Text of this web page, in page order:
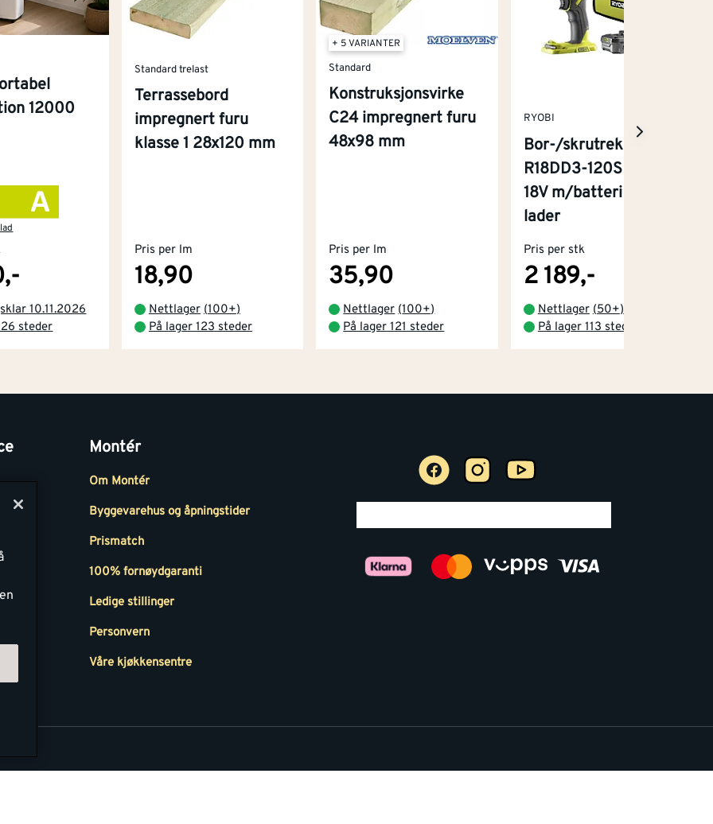
12000
10.11.2026
steder
Standard trelast
Terrassebord
impregnert furu
klasse 1 28x120 mm
Pris per lm
18,90
Nettlager (100+)
På lager 123 steder
+ 5 VARIANTER
Standard
Konstruksjonsvirke
C24 impregnert furu
48x98 mm
Pris per lm
35,90
Nettlager (100+)
På lager 121 steder
RYOBI
Bor-/skrutrekker
R18DD3-120S One+
18V m/batteri og
lader
Pris per stk
2 189,-
Nettlager (50+)
På lager 113 steder
Montér
Om Montér
Byggevarehus og åpningstider
Prismatch
100% fornøydgaranti
Ledige stillinger
Personvern
Våre kjøkkensentre